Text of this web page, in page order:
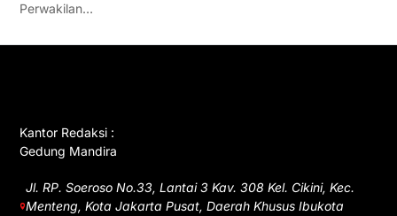
Perwakilan…
Kantor Redaksi :
Gedung Mandira
Jl. RP. Soeroso No.33, Lantai 3 Kav. 308 Kel. Cikini, Kec.
Menteng, Kota Jakarta Pusat, Daerah Khusus Ibukota